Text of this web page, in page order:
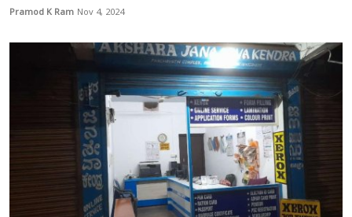
Pramod K Ram Nov 4, 2024